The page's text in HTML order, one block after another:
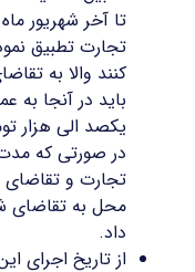
تجارت تطبیق
کنند والا به
باید در آنجا به
یکصد الی هزار
در صورتی که
تجارت و تقاضای
محل به تقاضای
داد.
از تاریخ اجرای